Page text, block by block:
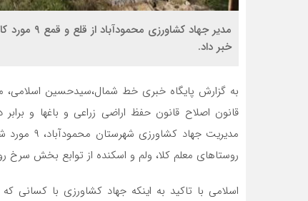
مدیر
خبر داد.
مدیریت
روستاهای معلم کلا، ولم و اسکنده از توابع بخش سرخ رود این شهرستان
اسلامی با تاکید به اینکه جهاد کشاورزی با کسانی